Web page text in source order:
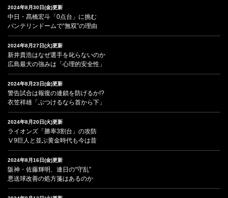
2024年8月30日(金)更新
中日・髙橋宏斗「0点台」に挑む
バンテリンドームで“無双”の理由
2024年8月27日(火)更新
新井貴浩はなぜ選手を叱らないのか
広島最大の強みは「心理的安全性」
2024年8月23日(金)更新
警告試合は報復の連鎖を防げるか!?
衣笠祥雄「ぶつけるなら首から下」
2024年8月20日(火)更新
ライオンズ「勝率3割台」の攻防
Ⅴ9巨人と並ぶ黄金時代も今は昔
2024年8月16日(金)更新
阪神・佐藤輝明、連日の“守乱”
悪送球改善の処方箋はあるのか